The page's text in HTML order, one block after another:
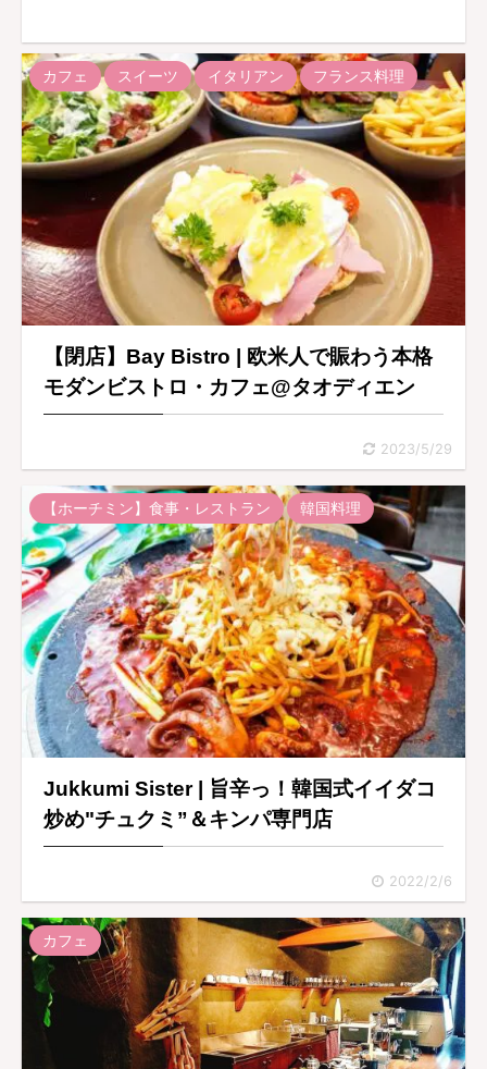
カフェ スイーツ イタリアン フランス料理
【閉店】Bay Bistro | 欧米人で賑わう本格
モダンビストロ・カフェ@タオディエン
2023/5/29
【ホーチミン】食事・レストラン 韓国料理
Jukkumi Sister | 旨辛っ！韓国式イイダコ
炒め"チュクミ”＆キンパ専門店
2022/2/6
カフェ